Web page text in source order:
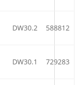
DW30.2 588812
DW30.1 729283